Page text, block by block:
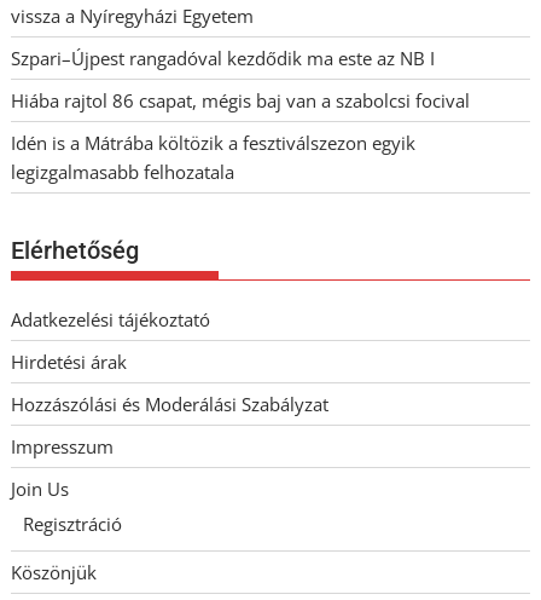
vissza a Nyíregyházi Egyetem
Szpari–Újpest rangadóval kezdődik ma este az NB I
Hiába rajtol 86 csapat, mégis baj van a szabolcsi focival
Idén is a Mátrába költözik a fesztiválszezon egyik
legizgalmasabb felhozatala
Elérhetőség
Adatkezelési tájékoztató
Hirdetési árak
Hozzászólási és Moderálási Szabályzat
Impresszum
Join Us
Regisztráció
Köszönjük